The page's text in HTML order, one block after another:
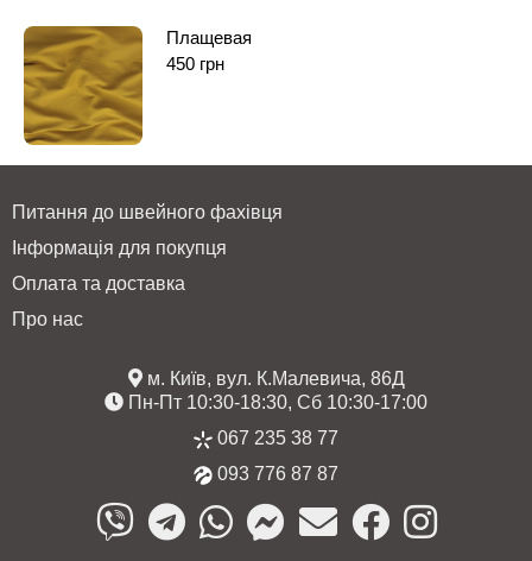
Плащевая
450 грн
Питання до швейного фахівця
Інформація для покупця
Оплата та доставка
Про нас
м. Київ, вул. К.Малевича, 86Д
Пн-Пт 10:30-18:30, Сб 10:30-17:00
067 235 38 77
093 776 87 87